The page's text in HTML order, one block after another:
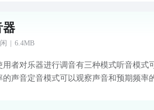
器
6.4MB
用者对乐器进行调音有三种模式听音模式
的声音定音模式可以观察声音和预期频率